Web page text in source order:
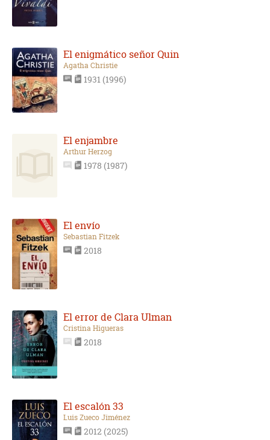
El enigmático señor Quin
Agatha Christie
1931 (1996)
El enjambre
Arthur Herzog
1978 (1987)
El envío
Sebastian Fitzek
2018
El error de Clara Ulman
Cristina Higueras
2018
El escalón 33
Luis Zueco Jiménez
2012 (2025)